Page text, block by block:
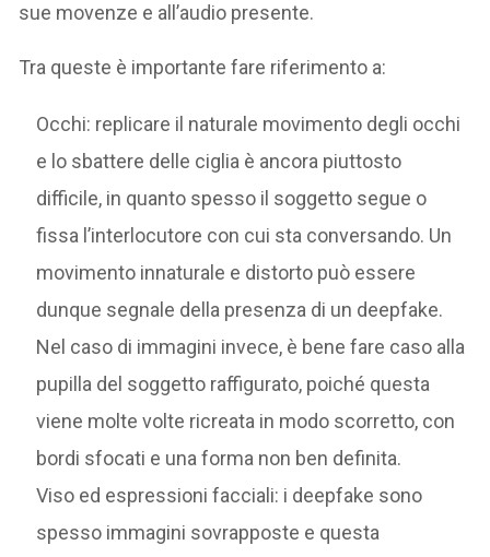
sue movenze e all’audio presente.
Tra queste è importante fare riferimento a:
Occhi: replicare il naturale movimento degli occhi
e lo sbattere delle ciglia è ancora piuttosto
difficile, in quanto spesso il soggetto segue o
fissa l’interlocutore con cui sta conversando. Un
movimento innaturale e distorto può essere
dunque segnale della presenza di un deepfake.
Nel caso di immagini invece, è bene fare caso alla
pupilla del soggetto raffigurato, poiché questa
viene molte volte ricreata in modo scorretto, con
bordi sfocati e una forma non ben definita.
Viso ed espressioni facciali: i deepfake sono
spesso immagini sovrapposte e questa